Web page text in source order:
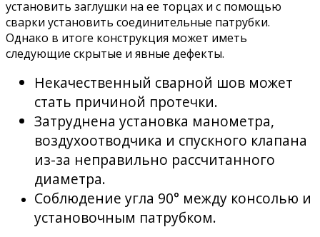
установить заглушки на ее торцах и с помощью
сварки установить соединительные патрубки.
Однако в итоге конструкция может иметь
следующие скрытые и явные дефекты.
Некачественный сварной шов может
стать причиной протечки.
Затруднена установка манометра,
воздухоотводчика и спускного клапана
из-за неправильно рассчитанного
диаметра.
Соблюдение угла 90° между консолью и
установочным патрубком.